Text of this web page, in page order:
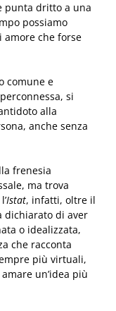
punta dritto a una
possiamo
che forse
comune e
si
alla
anche senza
frenesia
ma trova
Istat, infatti, oltre il
dichiarato di aver
o idealizzata,
che racconta
più virtuali,
un’idea più